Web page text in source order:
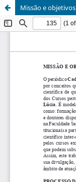
Missão e objetivos